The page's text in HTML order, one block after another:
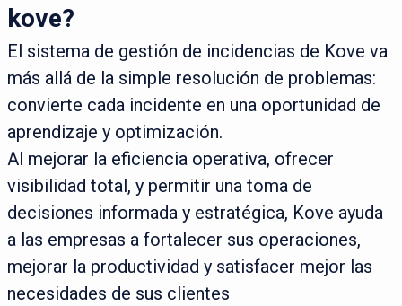
kove?
El sistema de gestión de incidencias de Kove va
más allá de la simple resolución de problemas:
convierte cada incidente en una oportunidad de
aprendizaje y optimización.
Al mejorar la eficiencia operativa, ofrecer
visibilidad total, y permitir una toma de
decisiones informada y estratégica, Kove ayuda
a las empresas a fortalecer sus operaciones,
mejorar la productividad y satisfacer mejor las
necesidades de sus clientes